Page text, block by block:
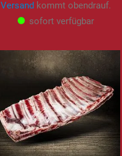
Versandkommt obendrauf.
sofort verfügbar